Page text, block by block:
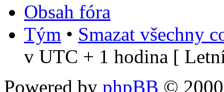
Obsah fóra
Tým • Smazat všechny
v UTC + 1 hodina [
Powered by phpBB ©